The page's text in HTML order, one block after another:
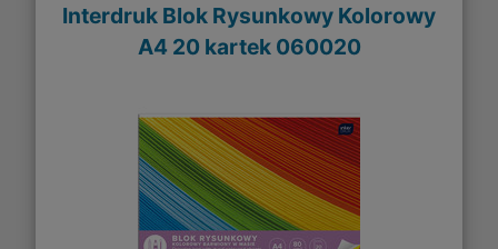
Interdruk Blok Rysunkowy Kolorowy
A4 20 kartek 060020